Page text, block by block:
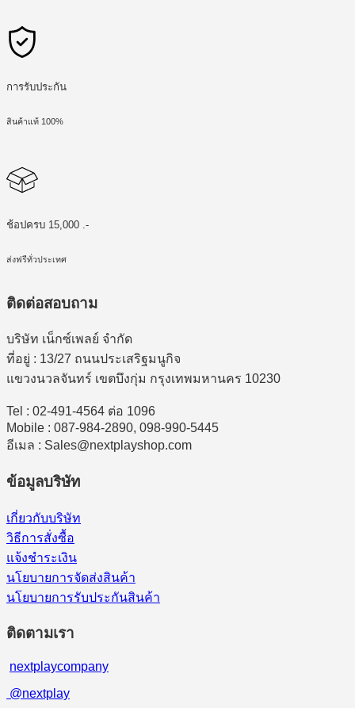
การรับประกัน
สินค้าแท้ 100%
ช้อปครบ 15,000 .-
ส่งฟรีทั่วประเทศ
ติดต่อสอบถาม
บริษัท เน็กซ์เพลย์ จำกัด
ที่อยู่ : 13/27 ถนนประเสริฐมนูกิจ
แขวงนวลจันทร์ เขตบึงกุ่ม กรุงเทพมหานคร 10230
Tel : 02-491-4564 ต่อ 1096
Mobile : 087-984-2890, 098-990-5445
อีเมล : Sales@nextplayshop.com
ข้อมูลบริษัท
เกี่ยวกับบริษัท
วิธีการสั่งซื้อ
แจ้งชำระเงิน
นโยบายการจัดส่งสินค้า
นโยบายการรับประกันสินค้า
ติดตามเรา
nextplaycompany
@nextplay